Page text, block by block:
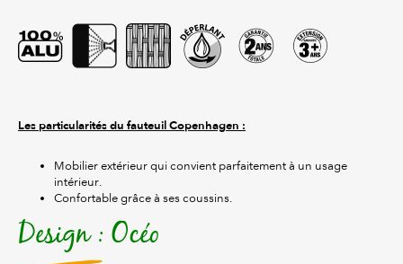
Les particularités du fauteuil Copenhagen :
Mobilier extérieur qui convient parfaitement à un usage
intérieur.
Confortable grâce à ses coussins.
Design : Océo